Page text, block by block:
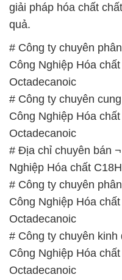
giải pháp hóa chất
quả.
# Công ty chuyên
Công Nghiệp Hóa
Octadecanoic
# Công ty chuyên
Công Nghiệp Hóa
Octadecanoic
# Địa chỉ chuyên bán
Nghiệp Hóa chất
# Công ty chuyên
Công Nghiệp Hóa
Octadecanoic
# Công ty chuyên
Công Nghiệp Hóa
Octadecanoic